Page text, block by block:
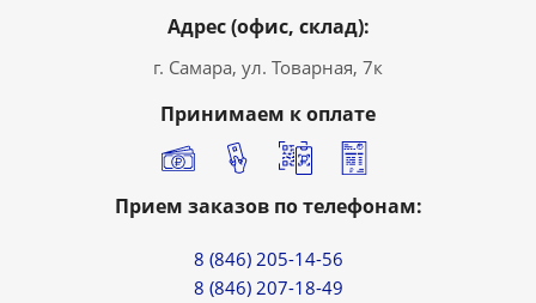
Адрес (офис, склад):
г. Самара, ул. Товарная, 7к
Принимаем к оплате
Прием заказов по телефонам:
8 (846) 205-14-56
8 (846) 207-18-49